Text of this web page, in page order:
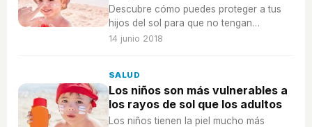
Descubre cómo puedes proteger a tus
hijos del sol para que no tengan
quemaduras a causa de los rayos
14 junio 2018
SALUD
Los niños son más vulnerables a
los rayos de sol que los adultos
Los niños tienen la piel mucho más